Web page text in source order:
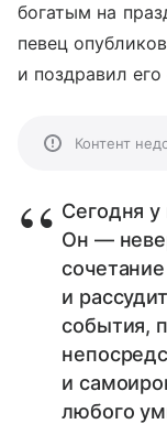
богатым на
певец
и поздравил
Контент
Сегодня
Он —
и
события,
и
любого